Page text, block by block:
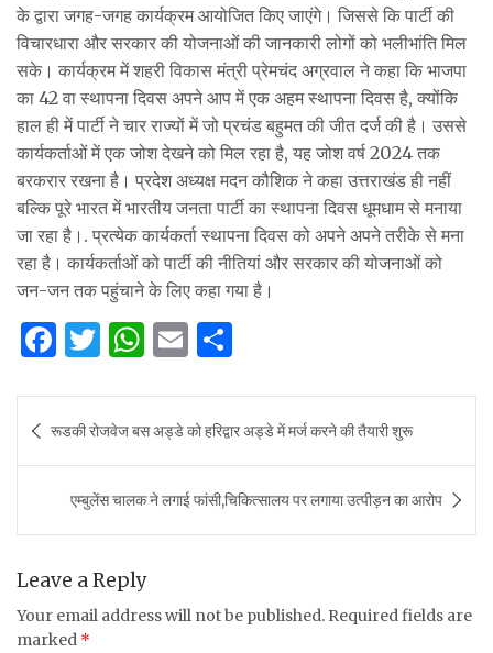
के द्वारा जगह-जगह कार्यक्रम आयोजित किए जाएंगे। जिससे कि पार्टी की
विचारधारा और सरकार की योजनाओं की जानकारी लोगों को भलीभांति मिल
सके। कार्यक्रम में शहरी विकास मंत्री प्रेमचंद अग्रवाल ने कहा कि भाजपा
का 42 वा स्थापना दिवस अपने आप में एक अहम स्थापना दिवस है, क्योंकि
हाल ही में पार्टी ने चार राज्यों में जो प्रचंड बहुमत की जीत दर्ज की है। उससे
कार्यकर्ताओं में एक जोश देखने को मिल रहा है, यह जोश वर्ष 2024 तक
बरकरार रखना है। प्रदेश अध्यक्ष मदन कौशिक ने कहा उत्तराखंड ही नहीं
बल्कि पूरे भारत में भारतीय जनता पार्टी का स्थापना दिवस धूमधाम से मनाया
जा रहा है।. प्रत्येक कार्यकर्ता स्थापना दिवस को अपने अपने तरीके से मना
रहा है। कार्यकर्ताओं को पार्टी की नीतियां और सरकार की योजनाओं को
जन-जन तक पहुंचाने के लिए कहा गया है।
F
c
e
b
o
o
k
T
it
te
r
W
at
s
A
p
p
E
ai
l
ar
e
navigation
रूडकी रोजवेज बस अड्डे को हरिद्वार अड्डे में मर्ज करने की तैयारी शुरू
एम्बुलेंस चालक ने लगाई फांसी,चिकित्सालय पर लगाया उत्पीड़न का आरोप
Leave a Reply
Your email address will not be published. Required fields are
marked *